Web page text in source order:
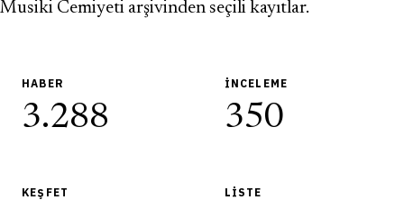
Musiki Cemiyeti arşivinden seçili kayıtlar.
HABER
3.288
İNCELEME
350
KEŞFET LISTE